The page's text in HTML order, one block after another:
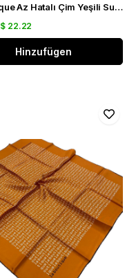
La Boutique Az Hatalı Çim Yeşili Sura İpek Eşarp 23287
$ 22.22
Hinzufügen